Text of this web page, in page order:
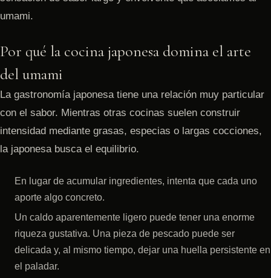
umami.
Por qué la cocina japonesa domina el arte
del umami
La gastronomía japonesa tiene una relación muy particular
con el sabor. Mientras otras cocinas suelen construir
intensidad mediante grasas, especias o largas cocciones,
la japonesa busca el equilibrio.
En lugar de acumular ingredientes, intenta que cada uno
aporte algo concreto.
Un caldo aparentemente ligero puede tener una enorme
riqueza gustativa. Una pieza de pescado puede ser
delicada y, al mismo tiempo, dejar una huella persistente en
el paladar.